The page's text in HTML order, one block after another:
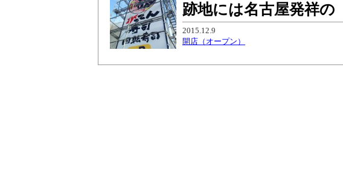
跡地には名古屋発祥の
2015.12.9
開店（オープン）